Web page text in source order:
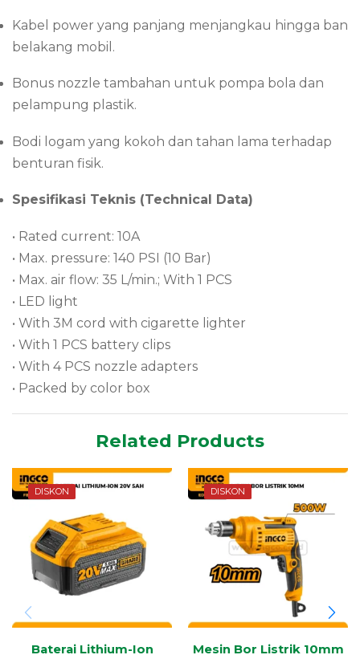
Kabel power yang panjang menjangkau hingga ban
belakang mobil.
Bonus nozzle tambahan untuk pompa bola dan
pelampung plastik.
Bodi logam yang kokoh dan tahan lama terhadap
benturan fisik.
Spesifikasi Teknis (Technical Data)
• Rated current: 10A
• Max. pressure: 140 PSI (10 Bar)
• Max. air flow: 35 L/min.; With 1 PCS
• LED light
• With 3M cord with cigarette lighter
• With 1 PCS battery clips
• With 4 PCS nozzle adapters
• Packed by color box
Related Products
DISKON
Baterai Lithium-Ion
DISKON
Mesin Bor Listrik 10mm